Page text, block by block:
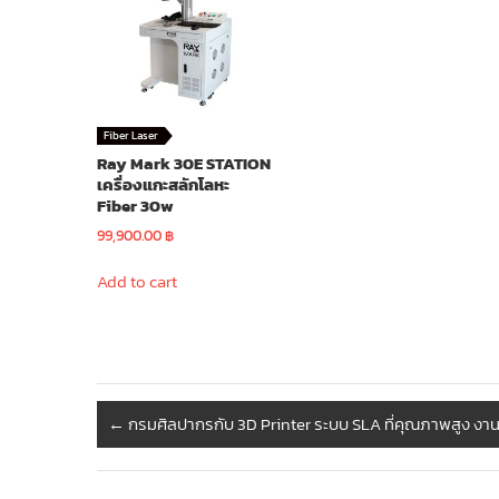
Fiber Laser
Ray Mark 30E STATION
เครื่องแกะสลักโลหะ
Fiber 30w
99,900.00฿
Add to cart
← กรมศิลปากรกับ 3D Printer ระบบ SLA ที่คุณภาพสูง ง